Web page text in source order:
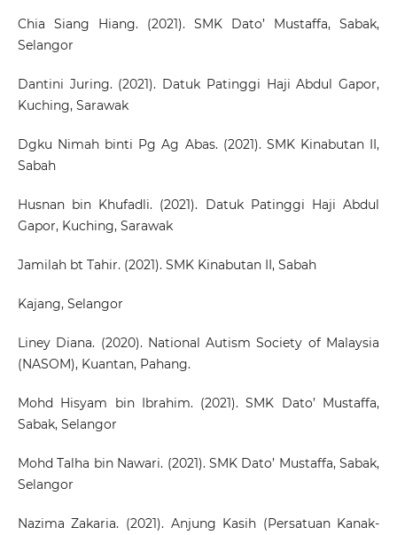
Chia Siang Hiang. (2021). SMK Dato’ Mustaffa, Sabak,
Selangor
Dantini Juring. (2021). Datuk Patinggi Haji Abdul Gapor,
Kuching, Sarawak
Dgku Nimah binti Pg Ag Abas. (2021). SMK Kinabutan II,
Sabah
Husnan bin Khufadli. (2021). Datuk Patinggi Haji Abdul
Gapor, Kuching, Sarawak
Jamilah bt Tahir. (2021). SMK Kinabutan II, Sabah
Kajang, Selangor
Liney Diana. (2020). National Autism Society of Malaysia
(NASOM), Kuantan, Pahang.
Mohd Hisyam bin Ibrahim. (2021). SMK Dato’ Mustaffa,
Sabak, Selangor
Mohd Talha bin Nawari. (2021). SMK Dato’ Mustaffa, Sabak,
Selangor
Nazima Zakaria. (2021). Anjung Kasih (Persatuan Kanak-